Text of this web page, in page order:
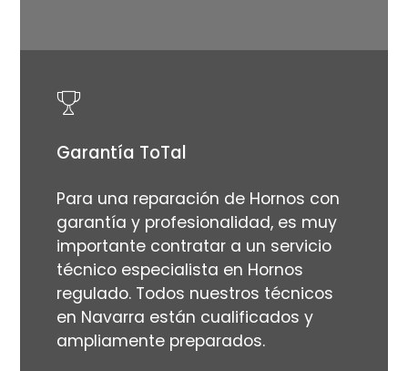
Garantía ToTal
Para una reparación de Hornos con
garantía y profesionalidad, es muy
importante contratar a un servicio
técnico especialista en Hornos
regulado. Todos nuestros técnicos
en Navarra están cualificados y
ampliamente preparados.